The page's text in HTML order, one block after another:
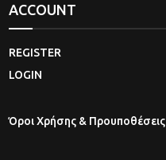
ACCOUNT
REGISTER
LOGIN
Όροι Χρήσης & Προυποθέσεις